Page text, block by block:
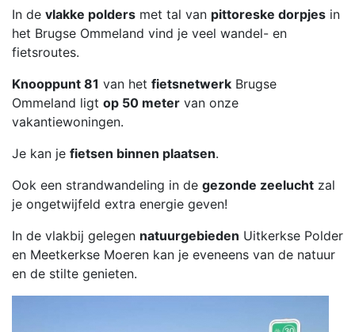
In de vlakke polders met tal van pittoreske dorpjes in
het Brugse Ommeland vind je veel wandel- en
fietsroutes.
Knooppunt 81 van het fietsnetwerk Brugse
Ommeland ligt op 50 meter van onze
vakantiewoningen.
Je kan je fietsen binnen plaatsen.
Ook een strandwandeling in de gezonde zeelucht zal
je ongetwijfeld extra energie geven!
In de vlakbij gelegen natuurgebieden Uitkerkse Polder
en Meetkerkse Moeren kan je eveneens van de natuur
en de stilte genieten.